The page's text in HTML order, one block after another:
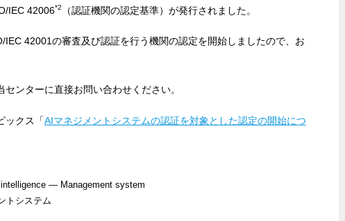
IEC 42006*2 （認証機関の認定基準）が発行されました。
IEC 42001の審査及び認証を行う機関の認定を開始しましたので、お
ンターに直接お問い合わせください。
ックス「AIマネジメントシステムの認証を対象とした認定の開始につ
— Management system
トシステム